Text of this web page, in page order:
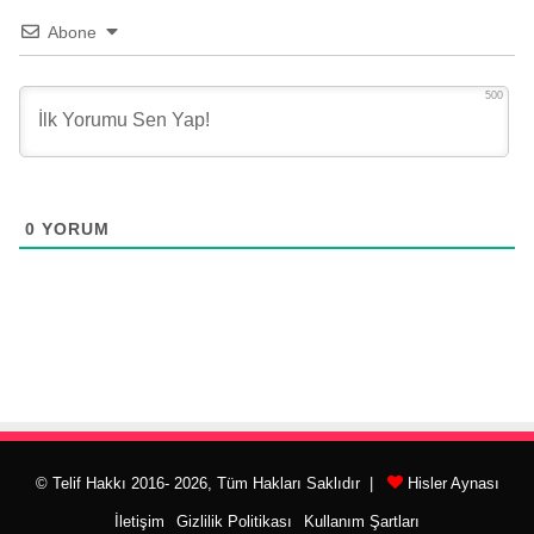
Abone
500
0 YORUM
© Telif Hakkı 2016- 2026, Tüm Hakları Saklıdır | Hisler Aynası
İletişim Gizlilik Politikası Kullanım Şartları